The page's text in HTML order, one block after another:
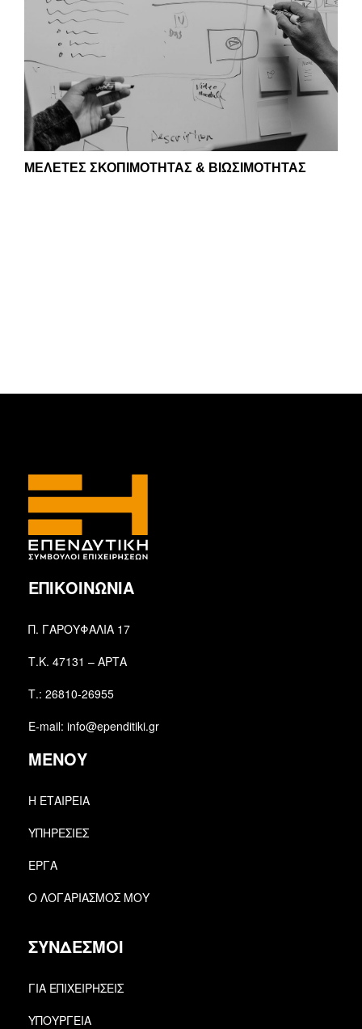
ΜΕΛΕΤΕΣ ΣΚΟΠΙΜΟΤΗΤΑΣ & ΒΙΩΣΙΜΟΤΗΤΑΣ
ΕΠΙΚΟΙΝΩΝΙΑ
Π. ΓΑΡΟΥΦΑΛΙΑ 17
Τ.Κ. 47131 – ΑΡΤΑ
Τ.: 26810-26955
E-mail: info@ependitiki.gr
ΜΕΝΟΥ
Η ΕΤΑΙΡΕΙΑ
ΥΠΗΡΕΣΙΕΣ
ΕΡΓΑ
Ο ΛΟΓΑΡΙΑΣΜΟΣ ΜΟΥ
ΣΥΝΔΕΣΜΟΙ
ΓΙΑ ΕΠΙΧΕΙΡΗΣΕΙΣ
ΥΠΟΥΡΓΕΙΑ